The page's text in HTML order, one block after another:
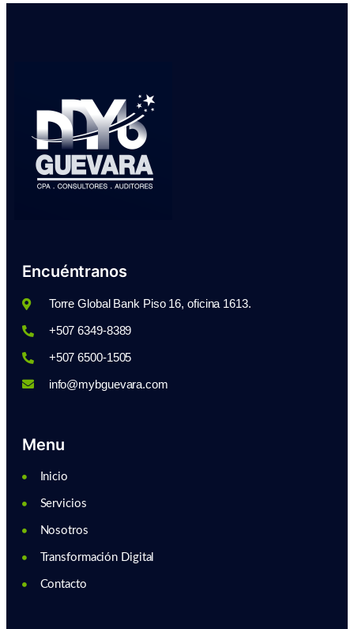
Encuéntranos
Torre Global Bank Piso 16, oficina 1613.
+507 6349-8389
+507 6500-1505
info@mybguevara.com
Menu
Inicio
Servicios
Nosotros
Transformación Digital
Contacto